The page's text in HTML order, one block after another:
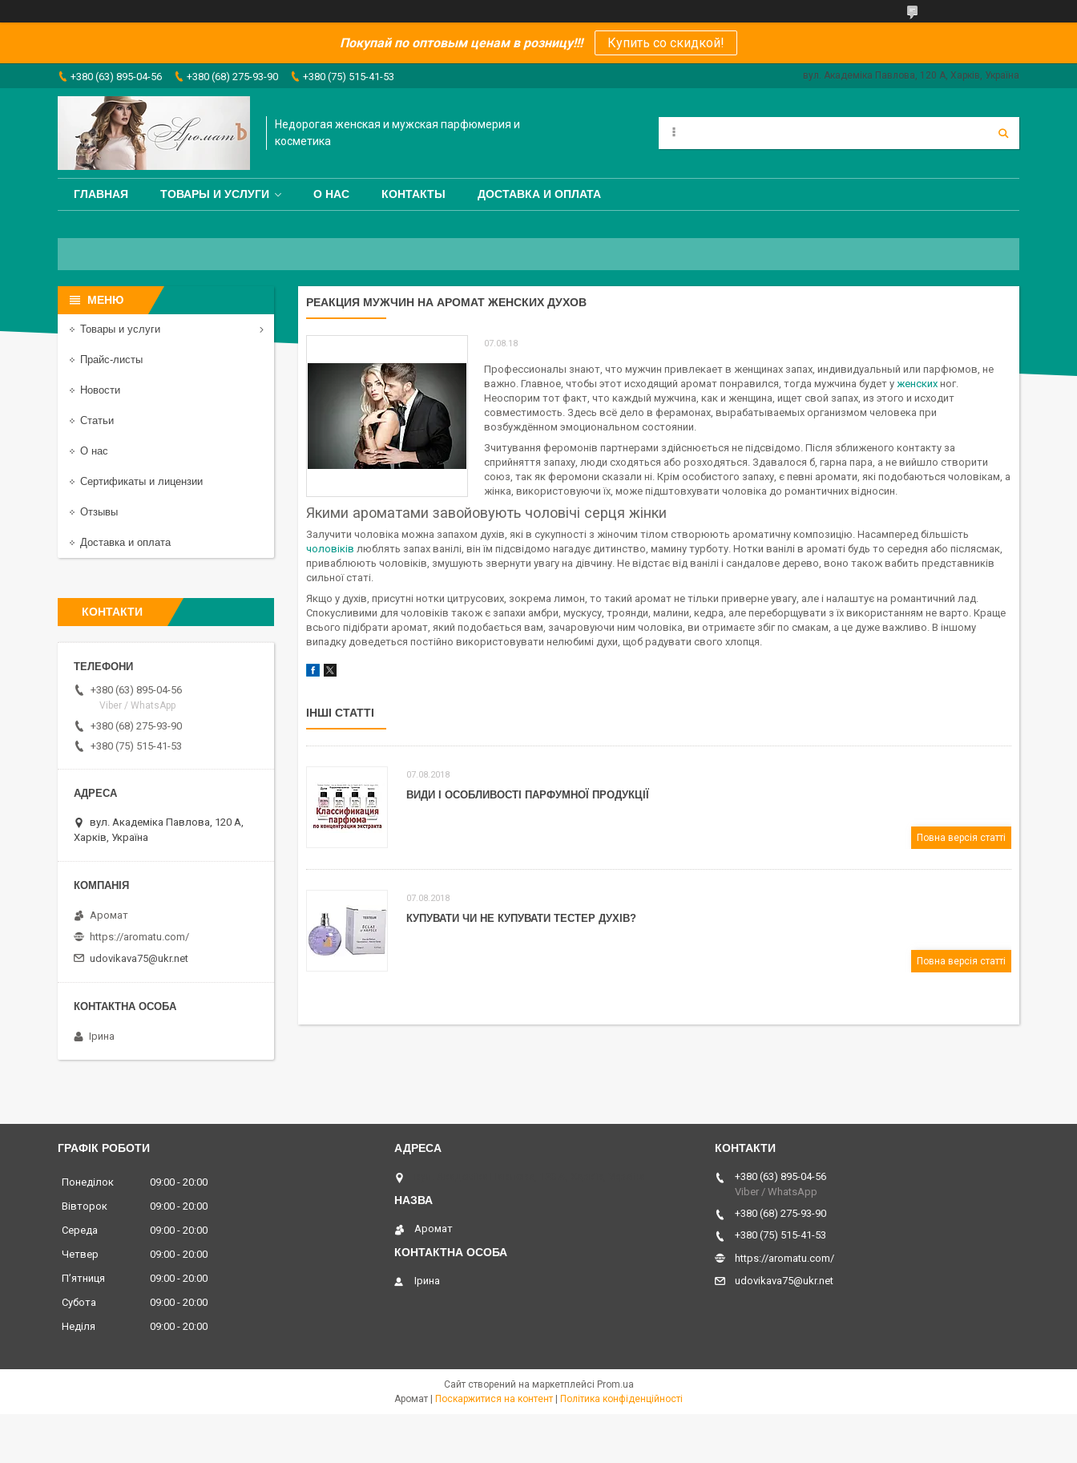
Покупай по оптовым ценам в розницу!!! Купить со скидкой!
+380 (63) 895-04-56 +380 (68) 275-93-90 +380 (75) 515-41-53 вул. Академіка Павлова, 120 А, Харків, Україна
Недорогая женская и мужская парфюмерия и
косметика
ГЛАВНАЯ ТОВАРЫ И УСЛУГИ О НАС КОНТАКТЫ ДОСТАВКА И ОПЛАТА
РЕАКЦИЯ МУЖЧИН НА АРОМАТ ЖЕНСКИХ ДУХОВ
07.08.18
Профессионалы знают, что мужчин привлекает в женщинах запах, индивидуальный или парфюмов, не
важно. Главное, чтобы этот исходящий аромат понравился, тогда мужчина будет у женских ног.
Неоспорим тот факт, что каждый мужчина, как и женщина, ищет свой запах, из этого и исходит
совместимость. Здесь всё дело в ферамонах, вырабатываемых организмом человека при
возбуждённом эмоциональном состоянии.
Зчитування феромонів партнерами здійснюється не підсвідомо. Після зближеного контакту за
сприйняття запаху, люди сходяться або розходяться. Здавалося б, гарна пара, а не вийшло створити
союз, так як феромони сказали ні. Крім особистого запаху, є певні аромати, які подобаються чоловікам, а
жінка, використовуючи їх, може підштовхувати чоловіка до романтичних відносин.
Якими ароматами завойовують чоловічі серця жінки
Залучити чоловіка можна запахом духів, які в сукупності з жіночим тілом створюють ароматичну композицію. Насамперед більшість
чоловіків люблять запах ванілі, він їм підсвідомо нагадує дитинство, мамину турботу. Нотки ванілі в ароматі будь то середня або післясмак,
приваблюють чоловіків, змушують звернути увагу на дівчину. Не відстає від ванілі і сандалове дерево, воно також вабить представників
сильної статі.
Якщо у духів, присутні нотки цитрусових, зокрема лимон, то такий аромат не тільки приверне увагу, але і налаштує на романтичний лад.
Спокусливими для чоловіків також є запахи амбри, мускусу, троянди, малини, кедра, але переборщувати з їх використанням не варто. Краще
всього підібрати аромат, який подобається вам, зачаровуючи ним чоловіка, ви отримаєте збіг по смакам, а це дуже важливо. В іншому
випадку доведеться постійно використовувати нелюбимі духи, щоб радувати свого хлопця.
ІНШІ СТАТТІ
07.08.2018
ВИДИ І ОСОБЛИВОСТІ ПАРФУМНОЇ ПРОДУКЦІЇ
Повна версія статті
07.08.2018
КУПУВАТИ ЧИ НЕ КУПУВАТИ ТЕСТЕР ДУХІВ?
Повна версія статті
Товары и услуги
Прайс-листы
Новости
Статьи
О нас
Сертификаты и лицензии
Отзывы
Доставка и оплата
КОНТАКТИ
+380 (63) 895-04-56
Viber / WhatsApp
+380 (68) 275-93-90
+380 (75) 515-41-53
вул. Академіка Павлова, 120 А,
Харків, Україна
Аромат
https://aromatu.com/
udovikava75@ukr.net
Ірина
ГРАФІК РОБОТИ
Понеділок 09:00
20:00
Вівторок
09:00
20:00
Середа
09:00
20:00
Четвер
09:00
20:00
Пʼятниця
09:00
20:00
Субота
09:00
20:00
Неділя
09:00 20:00
Аромат
Ірина
+380 (63) 895-04-56
Viber / WhatsApp
+380 (68) 275-93-90
+380 (75) 515-41-53
https://aromatu.com/
udovikava75@ukr.net
Сайт створений на маркетплейсі Prom.ua
Поскаржитися на контент Політика конфіденційності